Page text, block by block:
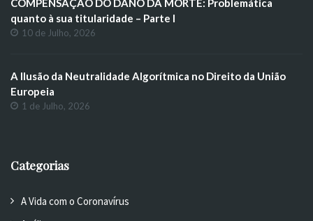
COMPENSAÇÃO DO DANO DA MORTE: Problemática
quanto à sua titularidade – Parte I
10 de Julho, 2026
A Ilusão da Neutralidade Algorítmica no Direito da União
Europeia
1 de Julho, 2026
Categorias
A Vida com o Coronavírus